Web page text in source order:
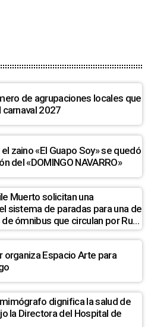
de agrupaciones locales que
2027
zaino «El Guapo Soy» se quedó
del «DOMINGO NAVARRO»
Muerto solicitan una
sistema de paradas para una de
organiza Espacio Arte para
dignifica la salud de
la Directora del Hospital de